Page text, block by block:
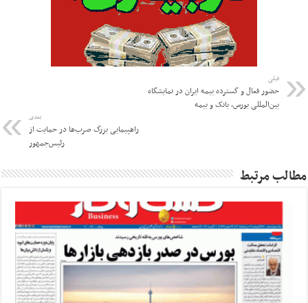
قبلی
حضور فعال و گسترده بیمه ایران در نمایشگاه
بین‌المللی بورس، بانک و بیمه
بعدی
راهپیمایی بزرگ صرب‌ها در حمایت از
رئیس‌جمهور
مطالب مرتبط